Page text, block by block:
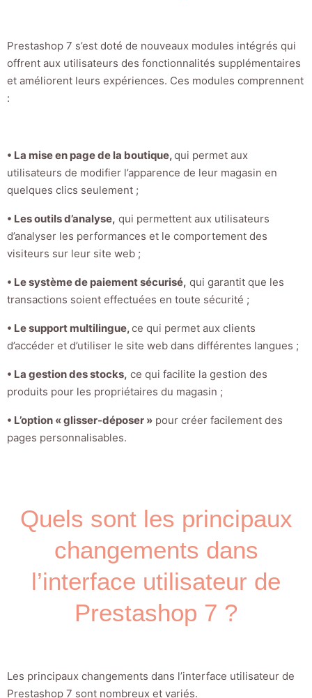
Prestashop 7 s’est doté de nouveaux modules intégrés qui
offrent aux utilisateurs des fonctionnalités supplémentaires
et améliorent leurs expériences. Ces modules comprennent
:
• La mise en page de la boutique,qui permet aux
utilisateurs de modifier l’apparence de leur magasin en
quelques clics seulement ;
• Les outils d’analyse, qui permettent aux utilisateurs
d’analyser les performances et le comportement des
visiteurs sur leur site web ;
• Le système de paiement sécurisé, qui garantit que les
transactions soient effectuées en toute sécurité ;
• Le support multilingue,ce qui permet aux clients
d’accéder et d’utiliser le site web dans différentes langues ;
• La gestion des stocks, ce qui facilite la gestion des
produits pour les propriétaires du magasin ;
• L’option « glisser-déposer » pour créer facilement des
pages personnalisables.
Quels sont les principaux
changements dans
l’interface utilisateur de
Prestashop 7 ?
Les principaux changements dans l’interface utilisateur de
Prestashop 7 sont nombreux et variés.